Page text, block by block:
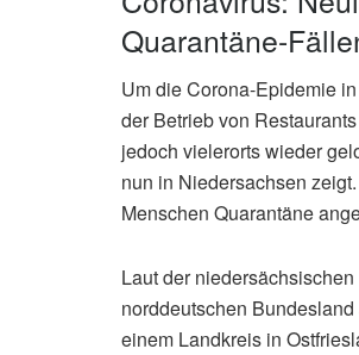
Quarantäne-
Um die Corona-Epidemie
der Betrieb von
jedoch vielerorts wieder
nun in Niedersachsen
Menschen Quarantäne
Laut der
norddeutschen
einem Landkreis in